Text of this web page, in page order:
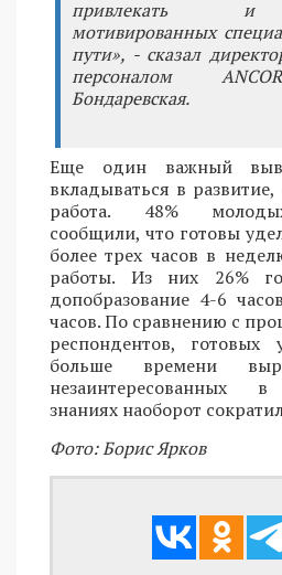
привлекать и
мотивированных
пути», - сказал
персоналом
Бондаревская.
Еще один важный
вкладываться в развитие,
работа. 48%
сообщили, что готовы
более трех часов в
работы. Из них 26%
допобразование 4-6
часов. По сравнению с
респондентов, готовых
больше времени
незаинтересованных
знаниях наоборот
Фото: Борис Ярков